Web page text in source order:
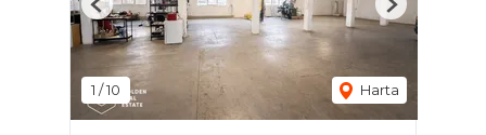
1 /10 Harta
Previous Next